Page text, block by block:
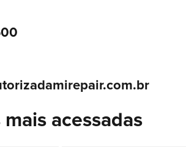
mais acessadas